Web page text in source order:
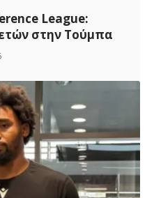
League:
στην Τούμπα